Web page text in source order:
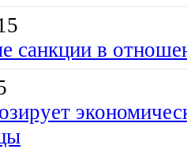
в